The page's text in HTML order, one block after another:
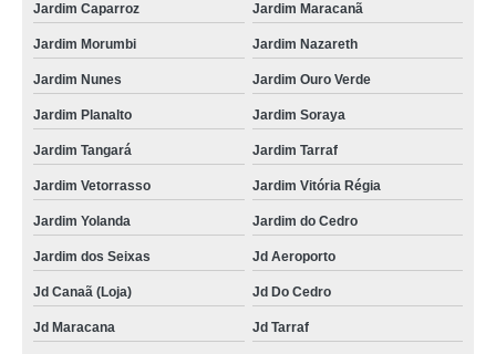
Jardim Caparroz Jardim Maracanã
Jardim Morumbi Jardim Nazareth
Jardim Nunes Jardim Ouro Verde
Jardim Planalto Jardim Soraya
Jardim Tangará Jardim Tarraf
Jardim Vetorrasso Jardim Vitória Régia
Jardim Yolanda Jardim do Cedro
Jardim dos Seixas Jd Aeroporto
Jd Canaã (Loja) Jd Do Cedro
Jd Maracana Jd Tarraf